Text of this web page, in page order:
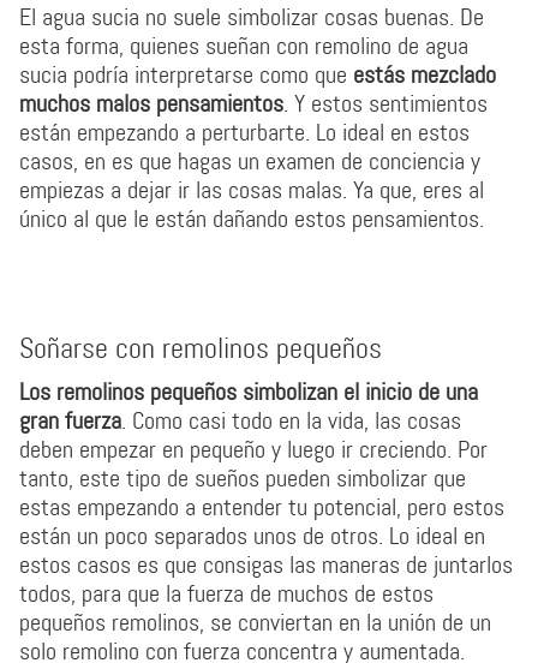
El agua sucia no suele simbolizar cosas buenas. De
esta forma, quienes sueñan con remolino de agua
sucia podría interpretarse como que estás mezclado
muchos malos pensamientos. Y estos sentimientos
están empezando a perturbarte. Lo ideal en estos
casos, en es que hagas un examen de conciencia y
empiezas a dejar ir las cosas malas. Ya que, eres al
único al que le están dañando estos pensamientos.
Soñarse con remolinos pequeños
Los remolinos pequeños simbolizan el inicio de una
gran fuerza. Como casi todo en la vida, las cosas
deben empezar en pequeño y luego ir creciendo. Por
tanto, este tipo de sueños pueden simbolizar que
estas empezando a entender tu potencial, pero estos
están un poco separados unos de otros. Lo ideal en
estos casos es que consigas las maneras de juntarlos
todos, para que la fuerza de muchos de estos
pequeños remolinos, se conviertan en la unión de un
solo remolino con fuerza concentra y aumentada.